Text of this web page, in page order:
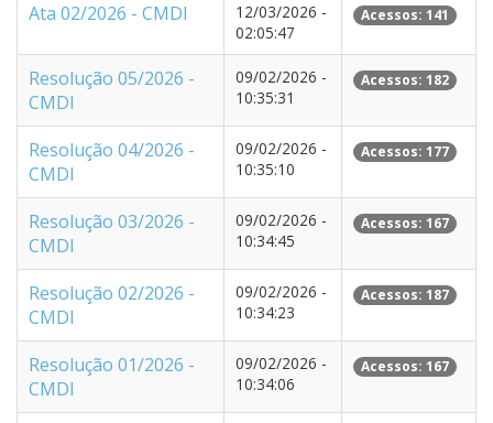
Ata 02/2026 - CMDI
12/03/2026 -
02:05:47
Acessos: 141
Resolução 05/2026 -
CMDI
09/02/2026 -
10:35:31
Acessos: 182
Resolução 04/2026 -
CMDI
09/02/2026 -
10:35:10
Acessos: 177
Resolução 03/2026 -
CMDI
09/02/2026 -
10:34:45
Acessos: 167
Resolução 02/2026 -
CMDI
09/02/2026 -
10:34:23
Acessos: 187
Resolução 01/2026 -
CMDI
09/02/2026 -
10:34:06
Acessos: 167